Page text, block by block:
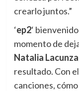
crearlo juntos.”
‘ep2‘
momento de
Natalia Lacunza
resultado. Con
canciones,